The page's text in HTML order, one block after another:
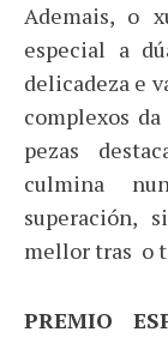
Ademais, o
especial a
delicadeza e
complexos
pezas
culmina
superación,
mellor tras o
PREMIO